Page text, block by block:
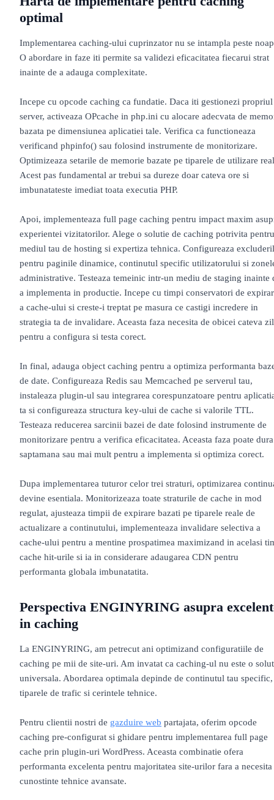
optimal
Implementarea caching-ului cuprinzator nu se intampla peste
O abordare in faze iti permite sa validezi eficacitatea fiecarui strat
inainte de a adauga complexitate.
Incepe cu opcode caching ca fundatie. Daca iti gestionezi propriul
server, activeaza OPcache in php.ini cu alocare adecvata de
bazata pe dimensiunea aplicatiei tale. Verifica ca functioneaza
verificand phpinfo() sau folosind instrumente de monitorizare.
Optimizeaza setarile de memorie bazate pe tiparele de utilizare
Acest pas fundamental ar trebui sa dureze doar cateva ore si
imbunatateste imediat toata executia PHP.
Apoi, implementeaza full page caching pentru impact maxim
experientei vizitatorilor. Alege o solutie de caching potrivita pentru
mediul tau de hosting si expertiza tehnica. Configureaza
pentru paginile dinamice, continutul specific utilizatorului si
administrative. Testeaza temeinic intr-un mediu de staging inainte
a implementa in productie. Incepe cu timpi conservatori de
a cache-ului si creste-i treptat pe masura ce castigi incredere in
strategia ta de invalidare. Aceasta faza necesita de obicei cateva
pentru a configura si testa corect.
In final, adauga object caching pentru a optimiza performanta
de date. Configureaza Redis sau Memcached pe serverul tau,
instaleaza plugin-ul sau integrarea corespunzatoare pentru
ta si configureaza structura key-ului de cache si valorile TTL.
Testeaza reducerea sarcinii bazei de date folosind instrumente de
monitorizare pentru a verifica eficacitatea. Aceasta faza poate
saptamana sau mai mult pentru a implementa si optimiza corect.
Dupa implementarea tuturor celor trei straturi, optimizarea
devine esentiala. Monitorizeaza toate straturile de cache in mod
regulat, ajusteaza timpii de expirare bazati pe tiparele reale de
actualizare a continutului, implementeaza invalidare selectiva a
cache-ului pentru a mentine prospatimea maximizand in acelasi
cache hit-urile si ia in considerare adaugarea CDN pentru
performanta globala imbunatatita.
Perspectiva ENGINYRING asupra
in caching
La ENGINYRING, am petrecut ani optimizand configuratiile de
caching pe mii de site-uri. Am invatat ca caching-ul nu este o
universala. Abordarea optimala depinde de continutul tau specific,
tiparele de trafic si cerintele tehnice.
Pentru clientii nostri de gazduire web partajata, oferim opcode
caching pre-configurat si ghidare pentru implementarea full page
cache prin plugin-uri WordPress. Aceasta combinatie ofera
performanta excelenta pentru majoritatea site-urilor fara a necesita
cunostinte tehnice avansate.